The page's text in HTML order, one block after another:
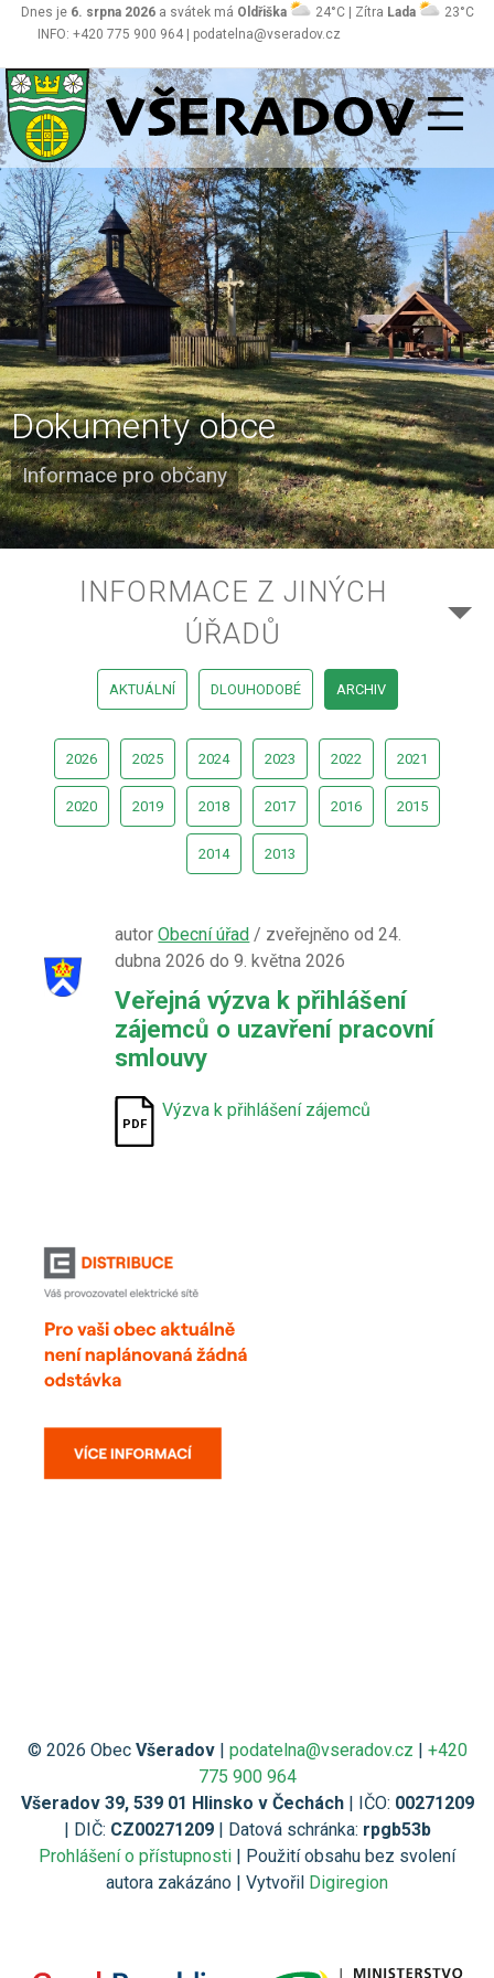
INFO: +420 775 900 964 | podatelna@vseradov.cz
Dnes je 6. srpna 2026a svátek má Oldřiška 24°C | Zítra Lada 23°C
Všeradov
Dokumenty obce
Informace pro občany
INFORMACE Z JINÝCH
ÚŘADŮ
AKTUÁLNÍ DLOUHODOBÉ ARCHIV
2026 2025 2024 2023 2022 2021
2020 2019 2018 2017 2016 2015
2014 2013
autorObecní úřad / zveřejněno od 24.
dubna 2026 do 9. května 2026
Veřejná výzva k přihlášení
zájemců o uzavření pracovní
smlouvy
Výzva k přihlášení zájemců
© 2026 Obec Všeradov| podatelna@vseradov.cz | +420
775 900 964
Všeradov 39, 539 01 Hlinsko v Čechách| IČO: 00271209
| DIČ: CZ00271209| Datová schránka: rpgb53b
Prohlášení o přístupnosti | Použití obsahu bez svolení
autora zakázáno | Vytvořil Digiregion